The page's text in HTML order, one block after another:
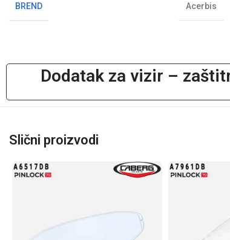
BREND Acerbis
Dodatak za vizir –
Slični proizvodi